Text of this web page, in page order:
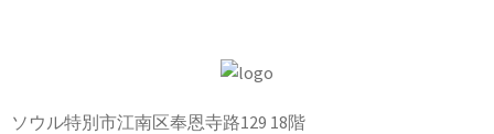
ソウル特別市江南区奉恩寺路129 18階